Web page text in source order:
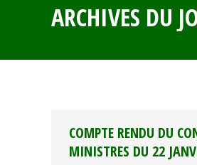
ARCHIVES DU
COMPTE RENDU DU
MINISTRES DU 22